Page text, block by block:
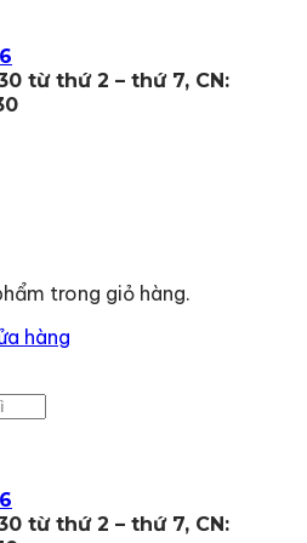
từ thứ 2 – thứ 7, CN:
trong giỏ hàng.
hàng
từ thứ 2 – thứ 7, CN: